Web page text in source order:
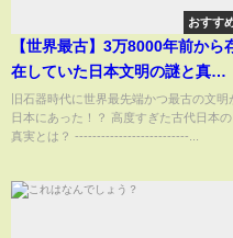
おすす
【世界最古】3万8000年前から
在していた日本文明の謎と真実
がヤバい【衝撃】
旧石器時代に世界最先端かつ最古の文明
日本にあった！？ 高度すぎた古代日本の
真実とは？ --------------------------...